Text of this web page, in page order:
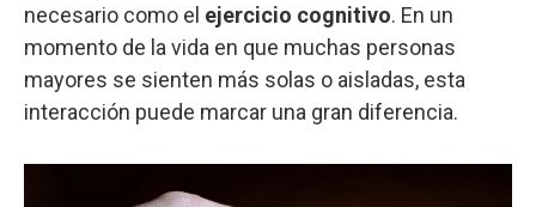
necesario como el ejercicio cognitivo. En un
momento de la vida en que muchas personas
mayores se sienten más solas o aisladas, esta
interacción puede marcar una gran diferencia.